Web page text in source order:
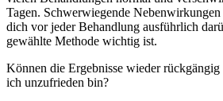
Tagen. Schwerwiegende
dich vor jeder Behandlung ausführlich
gewählte Methode wichtig ist.
Können die Ergebnisse wieder
ich unzufrieden bin?